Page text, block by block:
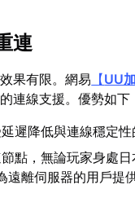
連
果有限。網易 【UU
連線支援。優勢如下
遲降低與連線穩定性
點，無論玩家身處
離伺服器的用戶提